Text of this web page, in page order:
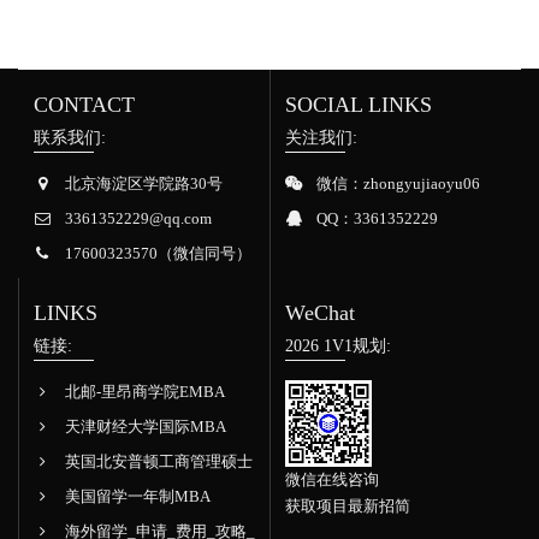
CONTACT
联系我们:
北京海淀区学院路30号
3361352229@qq.com
17600323570（微信同号）
SOCIAL LINKS
关注我们:
微信：zhongyujiaoyu06
QQ：3361352229
LINKS
链接:
北邮-里昂商学院EMBA
天津财经大学国际MBA
英国北安普顿工商管理硕士
美国留学一年制MBA
海外留学_申请_费用_攻略_
WeChat
2026 1V1规划:
微信在线咨询
获取项目最新招简